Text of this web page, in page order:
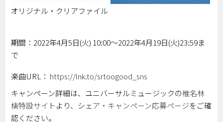
オリジナル・クリアファイル
期間：2022年4月5日(火) 10:00～2022年4月19日(火)23:59ま
で
楽曲URL： https://lnk.to/srtoogood_sns
キャンペーン詳細は、ユニバーサルミュージックの椎名林
檎特設サイトより、シェア・キャンペーン応募ページをご確
認ください。